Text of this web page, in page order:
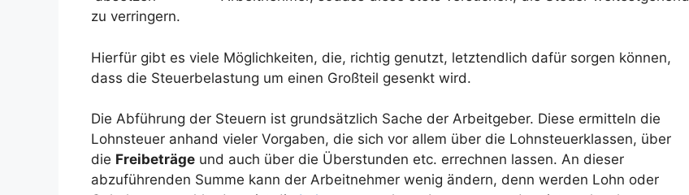
zu verringern.
Hierfür gibt es viele Möglichkeiten, die, richtig genutzt, letztendlich dafür sorgen können,
dass die Steuerbelastung um einen Großteil gesenkt wird.
Die Abführung der Steuern ist grundsätzlich Sache der Arbeitgeber. Diese ermitteln die
Lohnsteuer anhand vieler Vorgaben, die sich vor allem über die Lohnsteuerklassen, über
die Freibeträge und auch über die Überstunden etc. errechnen lassen. An dieser
abzuführenden Summe kann der Arbeitnehmer wenig ändern, denn werden Lohn oder